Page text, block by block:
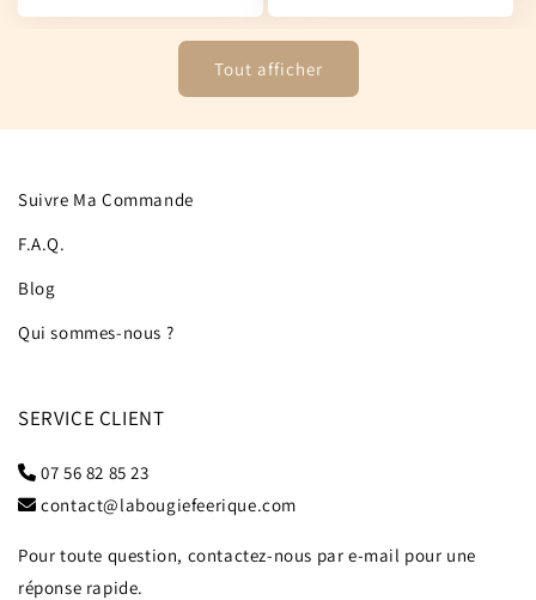
Tout afficher
Suivre Ma Commande
F.A.Q.
Blog
Qui sommes-nous ?
SERVICE CLIENT
07 56 82 85 23
contact@labougiefeerique.com
Pour toute question, contactez-nous par e-mail pour une
réponse rapide.